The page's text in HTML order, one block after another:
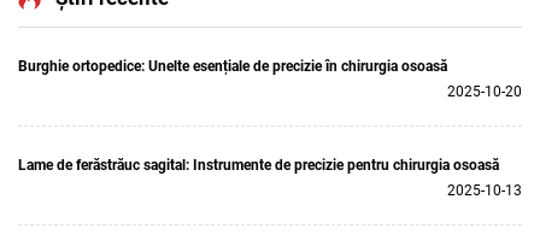
Burghie ortopedice: Unelte esențiale de precizie în chirurgia osoasă
2025-10-20
Lame de ferăstrăuc sagital: Instrumente de precizie pentru chirurgia osoasă
2025-10-13